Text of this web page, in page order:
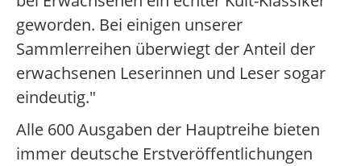
geworden. Bei einigen unserer
Sammlerreihen überwiegt der Anteil der
erwachsenen Leserinnen und Leser sogar
eindeutig."
Alle 600 Ausgaben der Hauptreihe bieten
immer deutsche Erstveröffentlichungen